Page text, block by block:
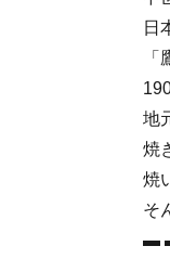
日
地
焼
焼
そ
▬